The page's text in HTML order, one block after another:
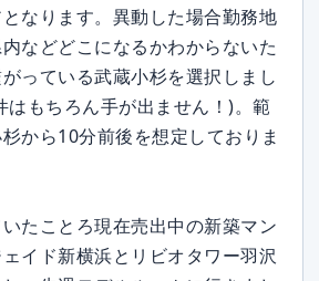
なります。異動した場合勤務地
などどこになるかわからないた
っている武蔵小杉を選択しまし
はもちろん手が出ません！)。範
から10分前後を想定しておりま
たことろ現在売出中の新築マン
イド新横浜とリビオタワー羽沢